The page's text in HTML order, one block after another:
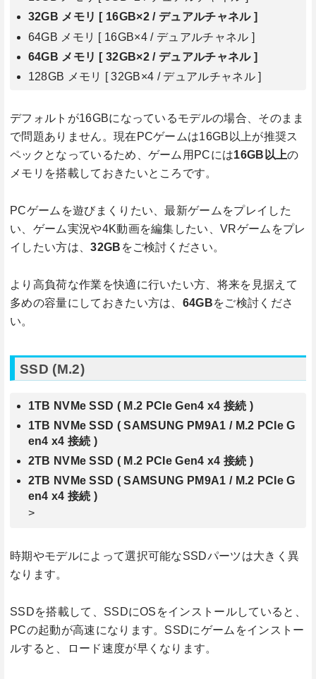
32GB メモリ [ 16GB×2 / デュアルチャネル ]
64GB メモリ [ 16GB×4 / デュアルチャネル ]
64GB メモリ [ 32GB×2 / デュアルチャネル ]
128GB メモリ [ 32GB×4 / デュアルチャネル ]
デフォルトが16GBになっているモデルの場合、そのまま
で問題ありません。現在PCゲームは16GB以上が推奨ス
ペックとなっているため、ゲーム用PCには16GB以上の
メモリを搭載しておきたいところです。
PCゲームを遊びまくりたい、最新ゲームをプレイした
い、ゲーム実況や4K動画を編集したい、VRゲームをプレ
イしたい方は、32GB をご検討ください。
より高負荷な作業を快適に行いたい方、将来を見据えて
多めの容量にしておきたい方は、 64GBをご検討くださ
い。
SSD (M.2)
1TB NVMe SSD ( M.2 PCIe Gen4 x4 接続 )
1TB NVMe SSD ( SAMSUNG PM9A1 / M.2 PCIe G
en4 x4 接続 )
2TB NVMe SSD ( M.2 PCIe Gen4 x4 接続 )
2TB NVMe SSD ( SAMSUNG PM9A1 / M.2 PCIe G
en4 x4 接続 )
>
時期やモデルによって選択可能なSSDパーツは大きく異
なります。
SSDを搭載して、SSDにOSをインストールしていると、
PCの起動が高速になります。SSDにゲームをインストー
ルすると、ロード速度が早くなります。